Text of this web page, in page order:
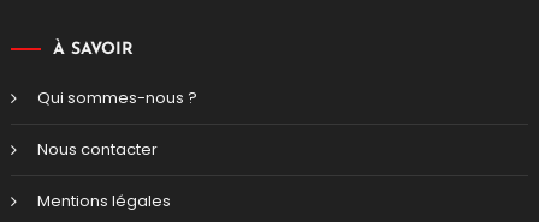
À SAVOIR
Qui sommes-nous ?
Nous contacter
Mentions légales